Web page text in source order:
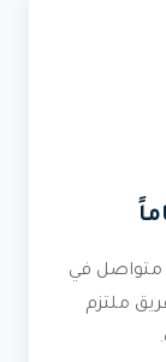
متواصل في
ملتزم